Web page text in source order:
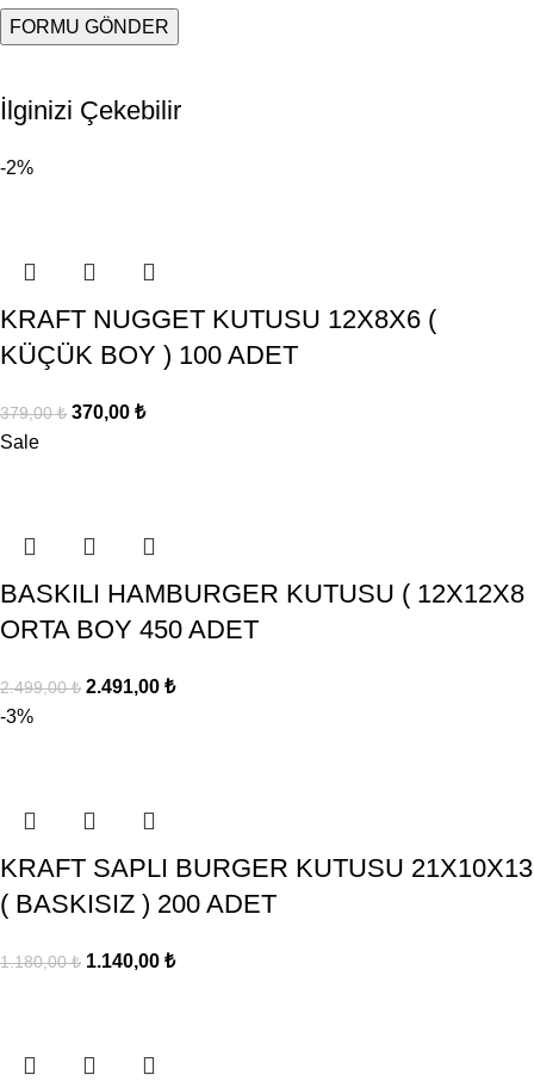
İlginizi Çekebilir
-2%
KRAFT NUGGET KUTUSU 12X8X6 (
KÜÇÜK BOY ) 100 ADET
379,00₺ 370,00 ₺
Sale
BASKILI HAMBURGER KUTUSU ( 12X12X8
ORTA BOY 450 ADET
2.499,00₺ 2.491,00 ₺
-3%
KRAFT SAPLI BURGER KUTUSU 21X10X13
( BASKISIZ ) 200 ADET
1.180,00₺ 1.140,00 ₺